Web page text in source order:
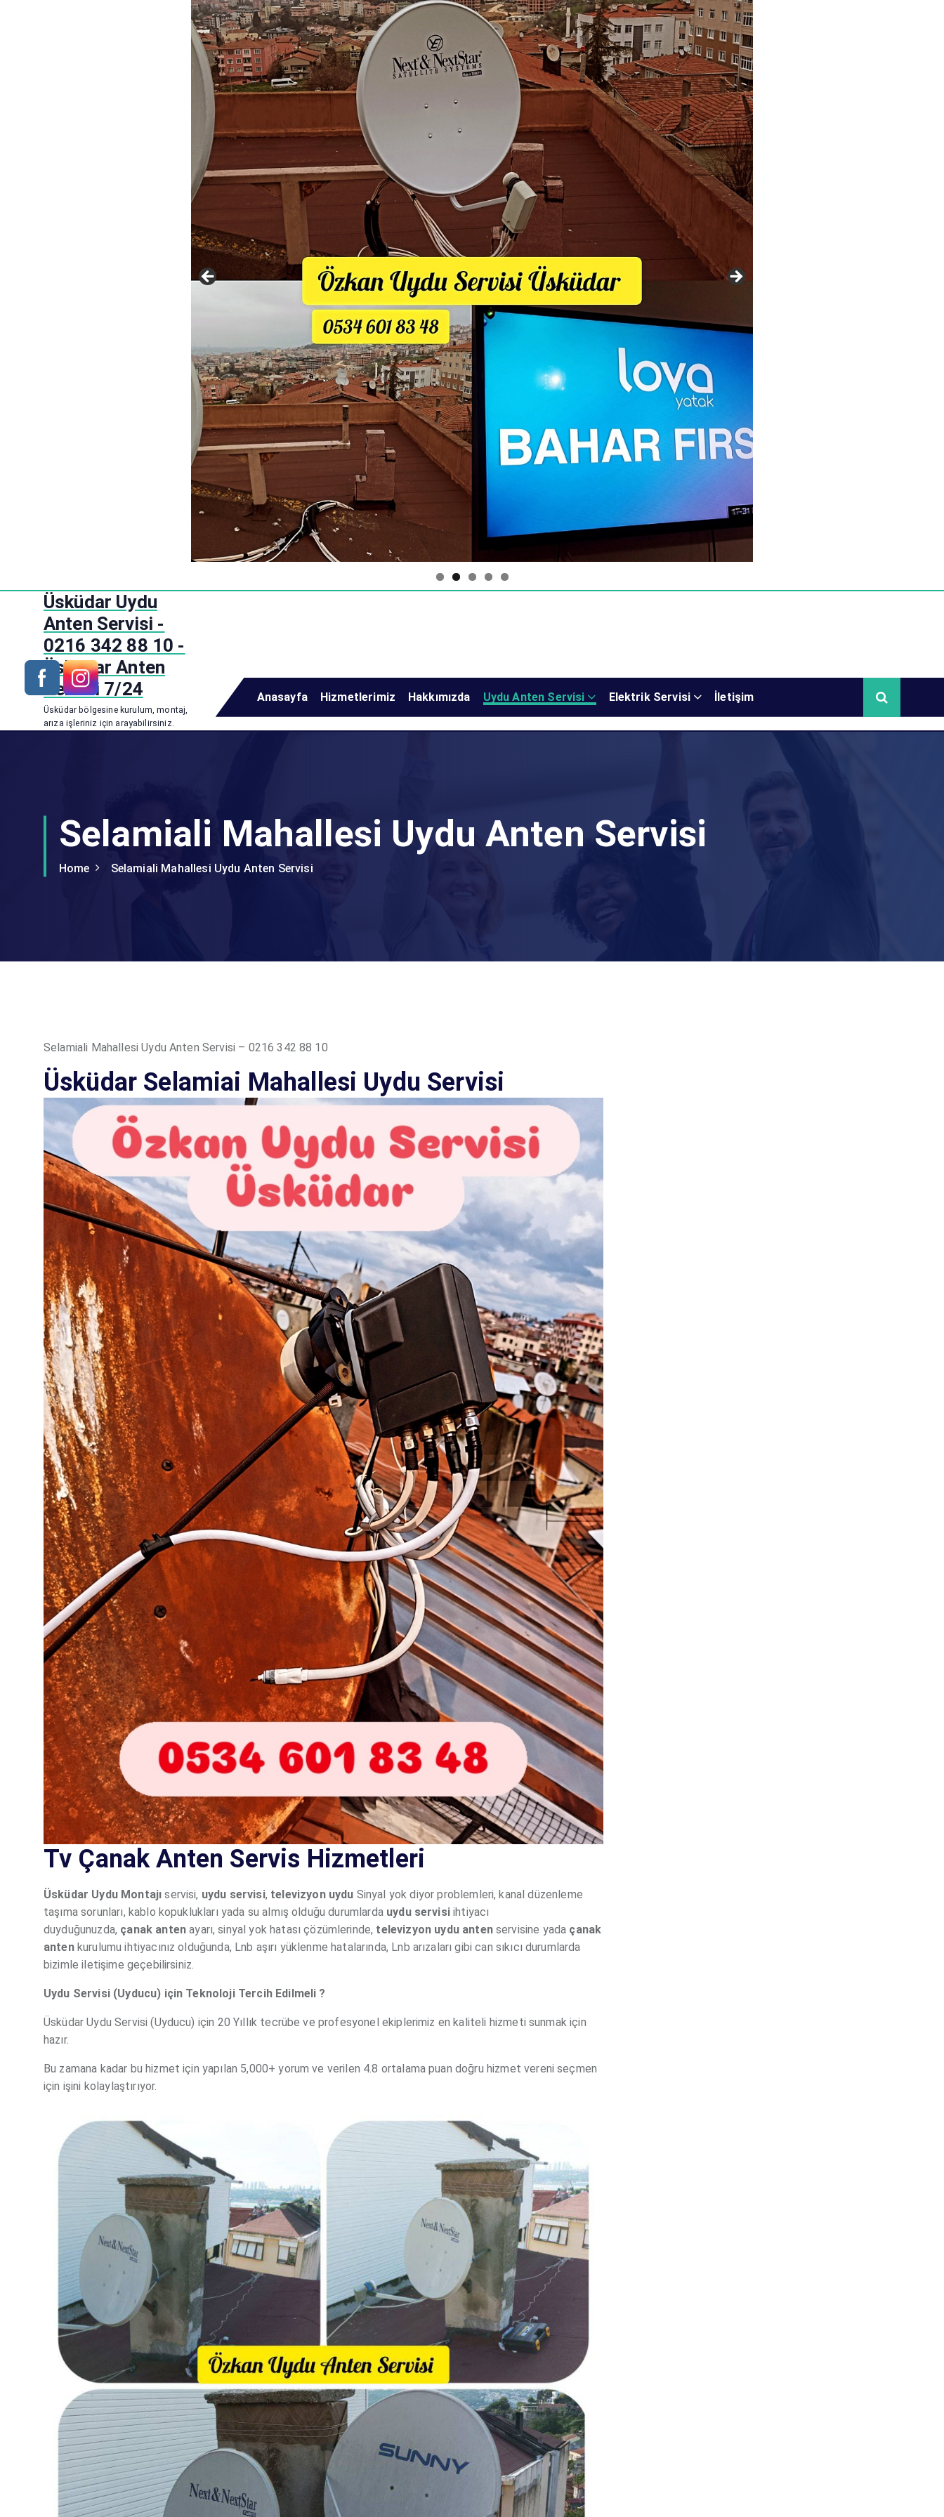
Üsküdar Uydu
Anten Servisi -
0216 342 88 10 -
Üsküdar Anten
Servisi 7/24
Üsküdar bölgesine kurulum, montaj,
arıza işleriniz için arayabilirsiniz.
Anasayfa Hizmetlerimiz Hakkımızda Uydu Anten Servisi Elektrik Servisi İletişim
Selamiali Mahallesi Uydu Anten Servisi
Home Selamiali Mahallesi Uydu Anten Servisi
Selamiali Mahallesi Uydu Anten Servisi – 0216 342 88 10
Üsküdar Selamiai Mahallesi Uydu Servisi
Tv Çanak Anten Servis Hizmetleri
Üsküdar Uydu Montajı servisi, uydu servisi, televizyon uydu Sinyal yok diyor problemleri, kanal düzenleme
taşıma sorunları, kablo kopuklukları yada su almış olduğu durumlarda uydu servisiihtiyacı
duyduğunuzda, çanak anten ayarı, sinyal yok hatası çözümlerinde, televizyon uydu antenservisine yada çanak
antenkurulumu ihtiyacınız olduğunda, Lnb aşırı yüklenme hatalarında, Lnb arızaları gibi can sıkıcı durumlarda
bizimle iletişime geçebilirsiniz.
Uydu Servisi (Uyducu) için Teknoloji Tercih Edilmeli ?
Üsküdar Uydu Servisi (Uyducu) için 20 Yıllık tecrübe ve profesyonel ekiplerimiz en kaliteli hizmeti sunmak için
hazır.
Bu zamana kadar bu hizmet için yapılan 5,000+ yorum ve verilen 4.8 ortalama puan doğru hizmet vereni seçmen
için işini kolaylaştırıyor.